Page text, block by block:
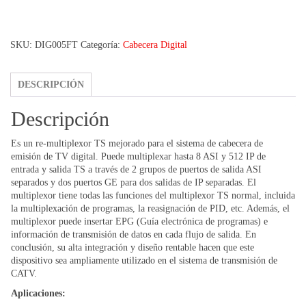
SKU: DIG005FT Categoría: Cabecera Digital
DESCRIPCIÓN
Descripción
Es un re-multiplexor TS mejorado para el sistema de cabecera de
emisión de TV digital. Puede multiplexar hasta 8 ASI y 512 IP de
entrada y salida TS a través de 2 grupos de puertos de salida ASI
separados y dos puertos GE para dos salidas de IP separadas. El
multiplexor tiene todas las funciones del multiplexor TS normal, incluida
la multiplexación de programas, la reasignación de PID, etc. Además, el
multiplexor puede insertar EPG (Guía electrónica de programas) e
información de transmisión de datos en cada flujo de salida. En
conclusión, su alta integración y diseño rentable hacen que este
dispositivo sea ampliamente utilizado en el sistema de transmisión de
CATV.
Aplicaciones: